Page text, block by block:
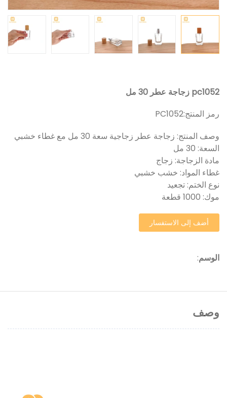
pc1052 زجاجة عطر 30 مل
رمز المنتج:PC1052
وصف المنتج: زجاجة عطر زجاجية سعة 30 مل مع غطاء خشبي
السعة: 30 مل
مادة الزجاجة: زجاج
غطاء المواد: خشب خشبي
نوع الختم: تجعيد
موك: 1000 قطعة
أضف إلى الاستفسار
الوسم:
وصف